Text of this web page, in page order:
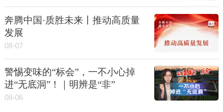
奔腾中国·质胜未来丨推动高质量
发展
08-07
警惕变味的“标会”，一不小心掉
进“无底洞”！｜明辨是“非”
08-06